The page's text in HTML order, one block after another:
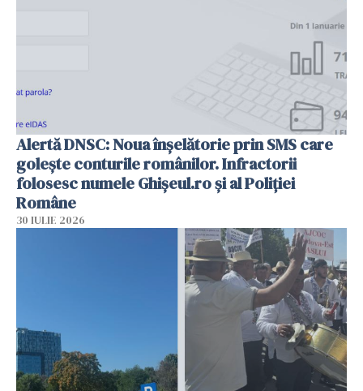
Alertă DNSC: Noua înșelătorie prin SMS care
golește conturile românilor. Infractorii
folosesc numele Ghișeul.ro și al Poliției
Române
30 IULIE 2026